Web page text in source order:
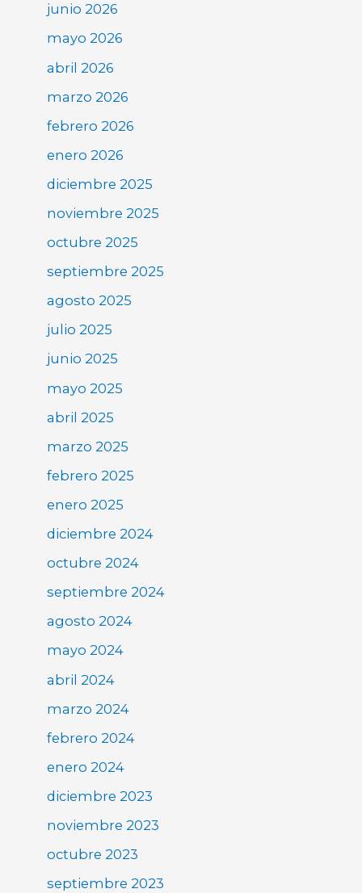
junio 2026
mayo 2026
abril 2026
marzo 2026
febrero 2026
enero 2026
diciembre 2025
noviembre 2025
octubre 2025
septiembre 2025
agosto 2025
julio 2025
junio 2025
mayo 2025
abril 2025
marzo 2025
febrero 2025
enero 2025
diciembre 2024
octubre 2024
septiembre 2024
agosto 2024
mayo 2024
abril 2024
marzo 2024
febrero 2024
enero 2024
diciembre 2023
noviembre 2023
octubre 2023
septiembre 2023